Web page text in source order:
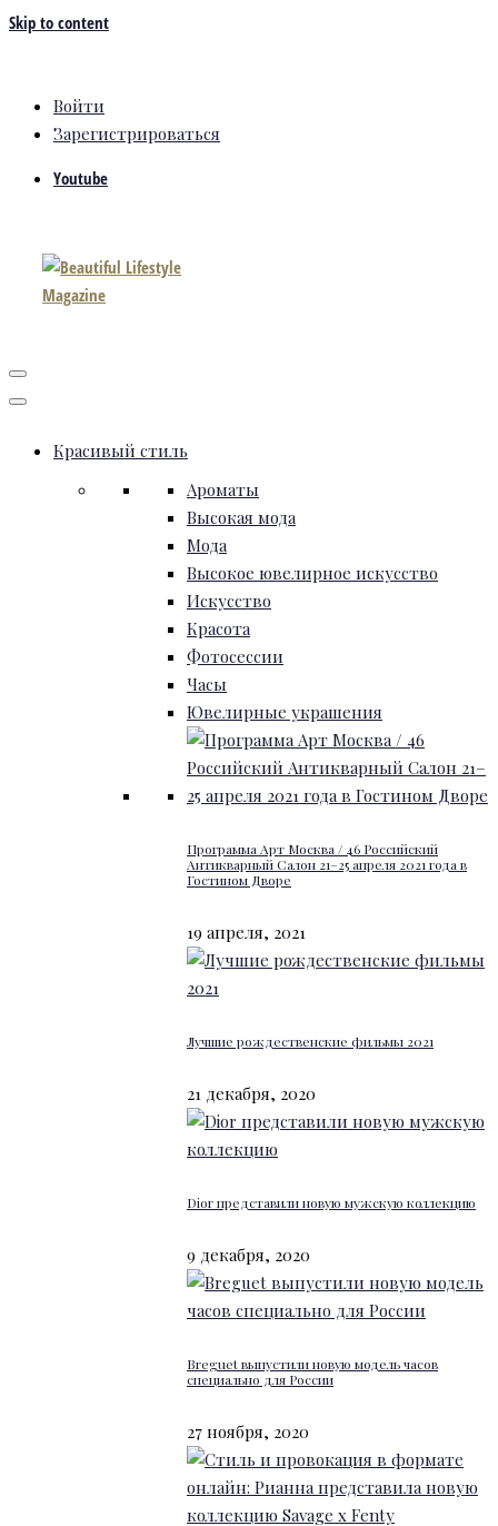
Skip to content
Войти
Зарегистрироваться
Youtube
Красивый стиль
Ароматы
Высокая мода
Мода
Высокое ювелирное искусство
Искусство
Красота
Фотосессии
Часы
Ювелирные украшения
Программа Арт Москва / 46 Российский
Антикварный Салон 21–25 апреля 2021 года в
Гостином Дворе
19 апреля, 2021
Лучшие рождественские фильмы 2021
21 декабря, 2020
Dior представили новую мужскую коллекцию
9 декабря, 2020
Breguet выпустили новую модель часов
специально для России
27 ноября, 2020